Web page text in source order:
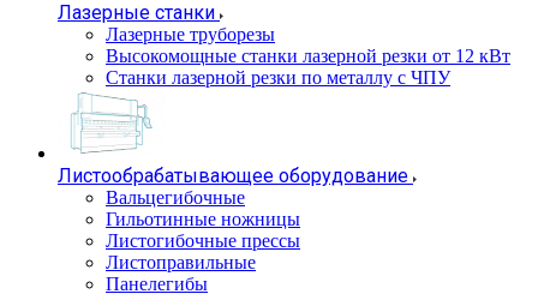
Лазерные станки
Лазерные труборезы
Высокомощные станки лазерной резки от 12 кВт
Станки лазерной резки по металлу с ЧПУ
Листообрабатывающее оборудование
Вальцегибочные
Гильотинные ножницы
Листогибочные прессы
Листоправильные
Панелегибы